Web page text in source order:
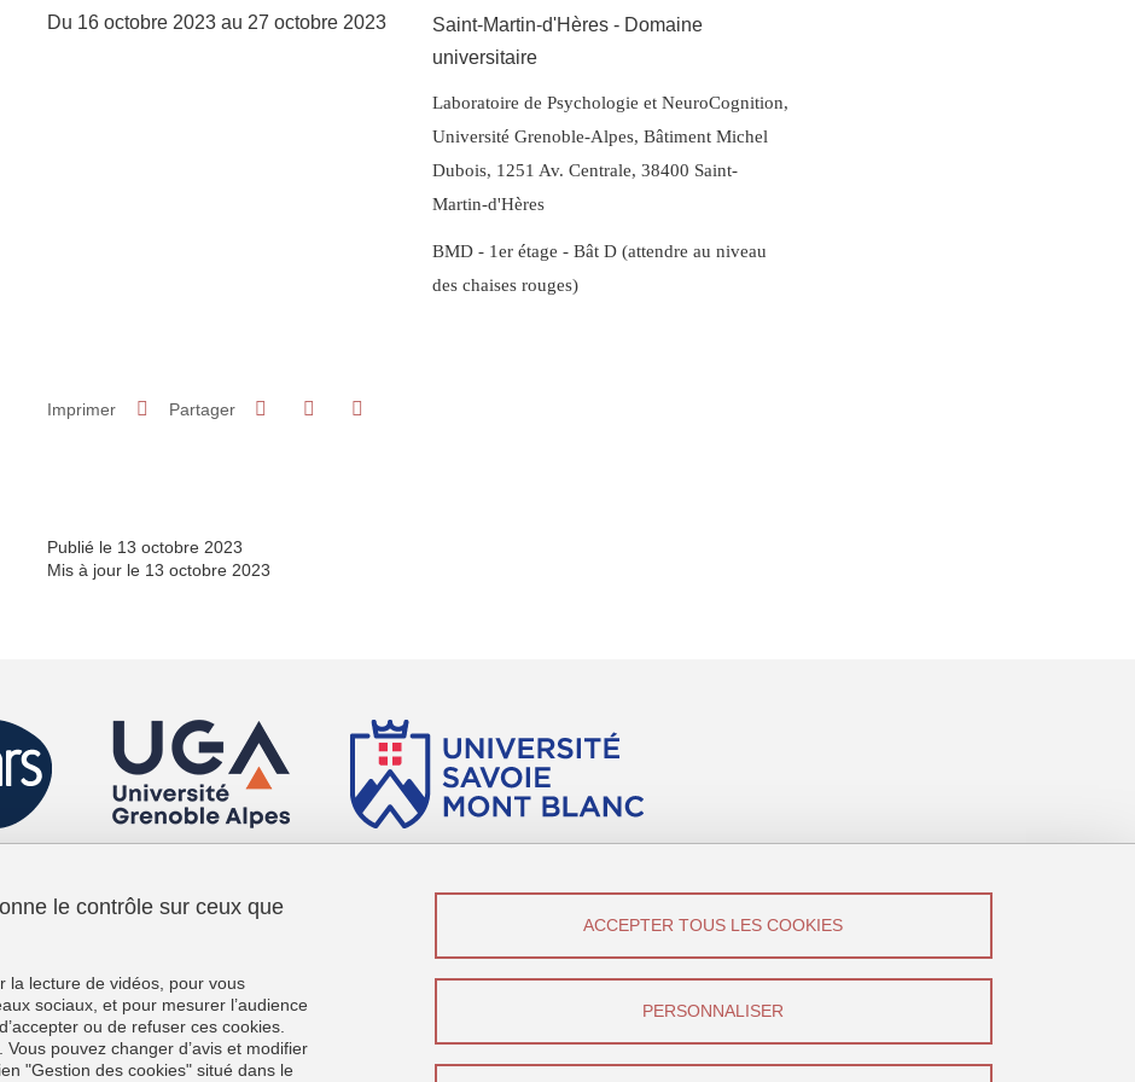
Du 16 octobre 2023 au 27 octobre 2023
Saint-Martin-d'Hères - Domaine
universitaire
Complément lieu
Laboratoire de Psychologie et NeuroCognition,
Université Grenoble-Alpes, Bâtiment Michel
Dubois, 1251 Av. Centrale, 38400 Saint-
Martin-d'Hères
BMD - 1er étage - Bât D (attendre au niveau
des chaises rouges)
Imprimer Partager Partager sur Facebook
Partager sur LinkedIn
Publié le 13 octobre 2023
Mis à jour le 13 octobre 2023
9
Crédits
Mentions légales
Données personnelles
Canal U
YouTube
le contrôle sur ceux que
la lecture de vidéos, pour vous
sociaux, et pour mesurer l’audience
ou de refuser ces cookies.
pouvez changer d’avis et modifier
"Gestion des cookies" situé dans le
ACCEPTER TOUS LES COOKIES
PERSONNALISER